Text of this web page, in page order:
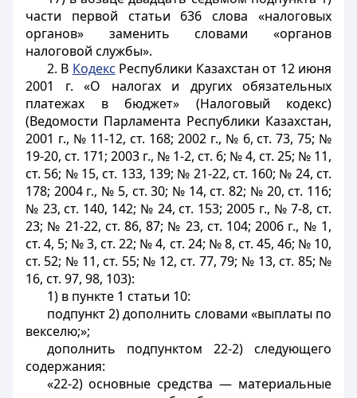
части первой статьи 636 слова «налоговых
органов» заменить словами «органов
налоговой службы».
2. В Кодекс Республики Казахстан от 12 июня
2001 г. «О налогах и других обязательных
платежах в бюджет» (Налоговый кодекс)
(Ведомости Парламента Республики Казахстан,
2001 г., № 11-12, ст. 168; 2002 г., № 6, ст. 73, 75; №
19-20, ст. 171; 2003 г., № 1-2, ст. 6; № 4, ст. 25; № 11,
ст. 56; № 15, ст. 133, 139; № 21-22, ст. 160; № 24, ст.
178; 2004 г., № 5, ст. 30; № 14, ст. 82; № 20, ст. 116;
№ 23, ст. 140, 142; № 24, ст. 153; 2005 г., № 7-8, ст.
23; № 21-22, ст. 86, 87; № 23, ст. 104; 2006 г., № 1,
ст. 4, 5; № 3, ст. 22; № 4, ст. 24; № 8, ст. 45, 46; № 10,
ст. 52; № 11, ст. 55; № 12, ст. 77, 79; № 13, ст. 85; №
16, ст. 97, 98, 103):
1) в пункте 1 статьи 10:
подпункт 2) дополнить словами «выплаты по
векселю;»;
дополнить подпунктом 22-2) следующего
содержания:
«22-2) основные средства — материальные